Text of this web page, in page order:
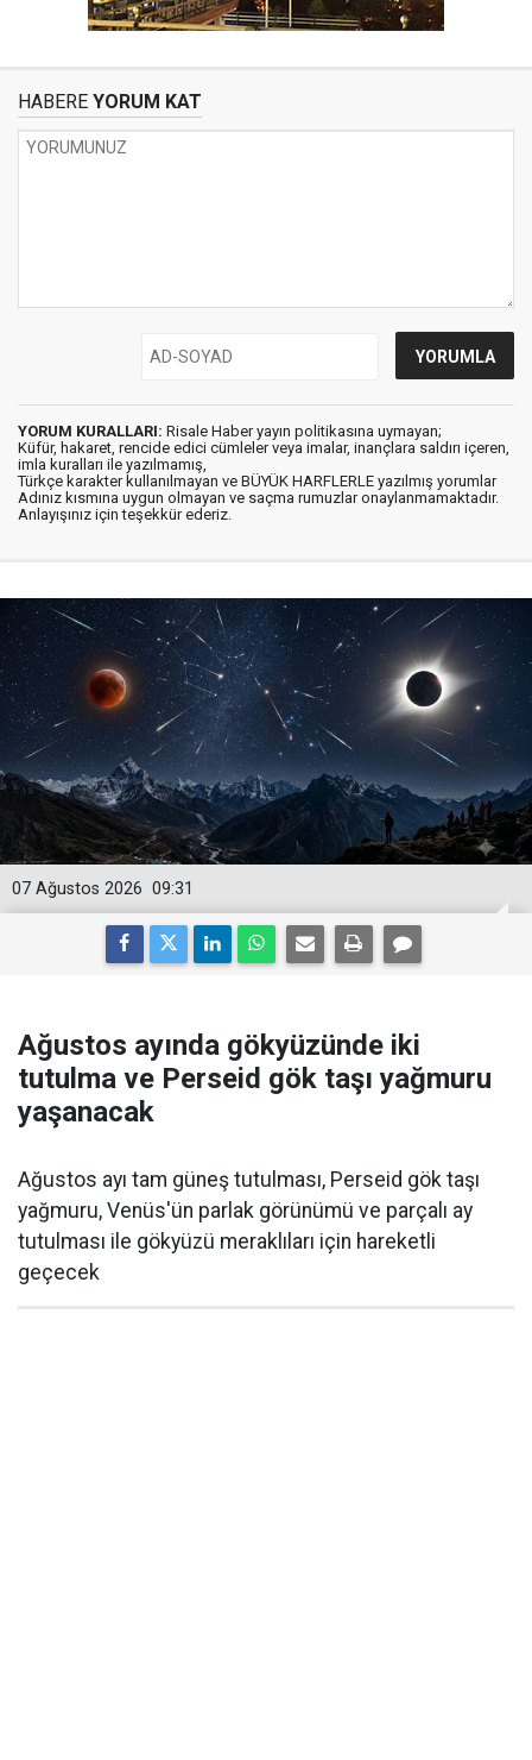
HABERE YORUM KAT
YORUM KURALLARI: Risale Haber yayın politikasına uymayan;
Küfür, hakaret, rencide edici cümleler veya imalar, inançlara saldırı içeren,
imla kuralları ile yazılmamış,
Türkçe karakter kullanılmayan ve BÜYÜK HARFLERLE yazılmış yorumlar
Adınız kısmına uygun olmayan ve saçma rumuzlar onaylanmamaktadır.
Anlayışınız için teşekkür ederiz.
09:31
07 Ağustos 2026
Ağustos ayında gökyüzünde iki
tutulma ve Perseid gök taşı yağmuru
yaşanacak
Ağustos ayı tam güneş tutulması, Perseid gök taşı
yağmuru, Venüs'ün parlak görünümü ve parçalı ay
tutulması ile gökyüzü meraklıları için hareketli
geçecek